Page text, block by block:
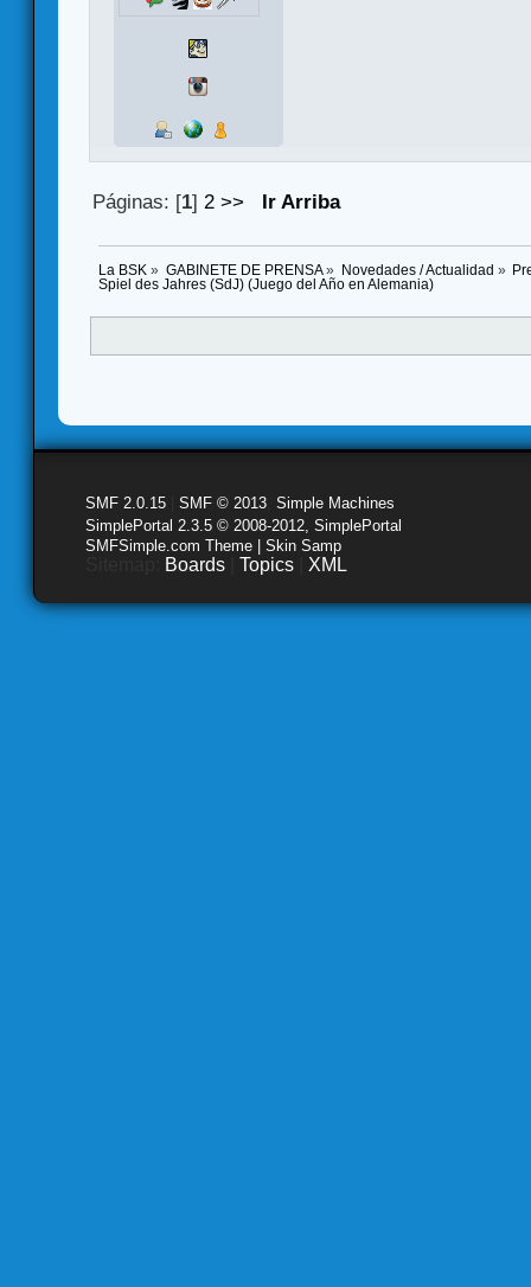
Páginas: [1] 2 >> Ir Arriba
La BSK » GABINETE DE PRENSA» Novedades / Actualidad »
Spiel des Jahres (SdJ) (Juego del Año en Alemania)
SMF 2.0.15 SMF © 2013 Simple Machines
SimplePortal 2.3.5 © 2008-2012, SimplePortal
SMFSimple.com Theme | Skin Samp
Boards Topics XML